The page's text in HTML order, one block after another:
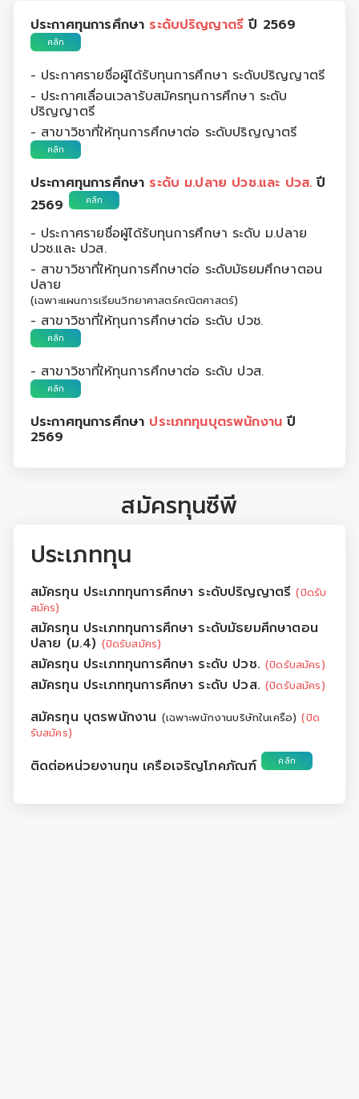
ประกาศทุนการศึกษา ระดับปริญญาตรี ปี 2569
คลิก
- ประกาศรายชื่อผู้ได้รับทุนการศึกษา ระดับปริญญาตรี
- ประกาศเลื่อนเวลารับสมัครทุนการศึกษา ระดับ
ปริญญาตรี
- สาขาวิชาที่ให้ทุนการศึกษาต่อ ระดับปริญญาตรี
คลิก
ประกาศทุนการศึกษา ระดับ ม.ปลาย ปวช.และ ปวส. ปี
2569
คลิก
- ประกาศรายชื่อผู้ได้รับทุนการศึกษา ระดับ ม.ปลาย
ปวช.และ ปวส.
- สาขาวิชาที่ให้ทุนการศึกษาต่อ ระดับมัธยมศึกษาตอน
ปลาย
(เฉพาะแผนการเรียนวิทยาศาสตร์คณิตศาสตร์)
- สาขาวิชาที่ให้ทุนการศึกษาต่อ ระดับ ปวช.
คลิก
- สาขาวิชาที่ให้ทุนการศึกษาต่อ ระดับ ปวส.
คลิก
ประกาศทุนการศึกษา ประเภททุนบุตรพนักงานปี
2569
สมัครทุนซีพี
ประเภททุน
สมัครทุน ประเภททุนการศึกษา ระดับปริญญาตรี(ปิดรับ
สมัคร)
สมัครทุน ประเภททุนการศึกษา ระดับมัธยมศึกษาตอน
ปลาย (ม.4) (ปิดรับสมัคร)
สมัครทุน ประเภททุนการศึกษา ระดับ ปวช.(ปิดรับสมัคร)
สมัครทุน ประเภททุนการศึกษา ระดับ ปวส.(ปิดรับสมัคร)
สมัครทุน บุตรพนักงาน (เฉพาะพนักงานบริษัทในเครือ) (ปิด
รับสมัคร)
ติดต่อหน่วยงานทุน เครือเจริญโภคภัณฑ์ คลิก